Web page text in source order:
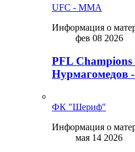
UFC - MMA
Информация о
фев 08 2026
PFL Champions
Нурмагомедов
ФК "Шериф"
Информация о
мая 14 2026